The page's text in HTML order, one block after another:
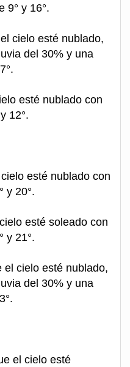
9° y 16°.
cielo esté nublado,
del 30% y una
esté nublado con
12°.
esté nublado con
y 20°.
esté soleado con
y 21°.
el cielo esté nublado,
del 30% y una
el cielo esté